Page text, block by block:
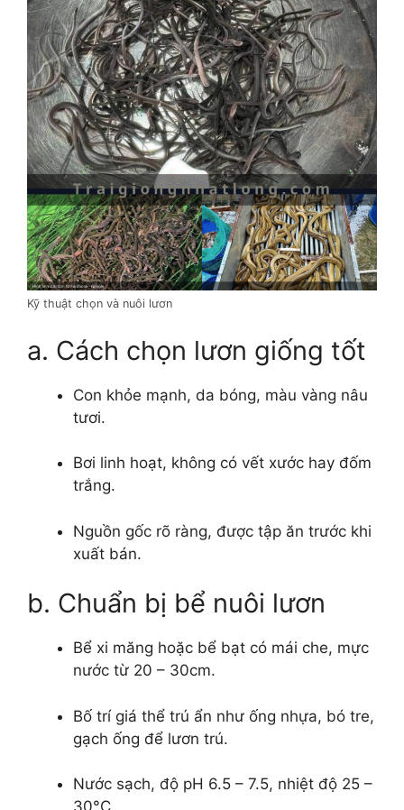
Kỹ thuật chọn và nuôi lươn
a. Cách chọn lươn giống tốt
Con khỏe mạnh, da bóng, màu vàng nâu
tươi.
Bơi linh hoạt, không có vết xước hay đốm
trắng.
Nguồn gốc rõ ràng, được tập ăn trước khi
xuất bán.
b. Chuẩn bị bể nuôi lươn
Bể xi măng hoặc bể bạt có mái che, mực
nước từ 20 – 30cm.
Bố trí giá thể trú ẩn như ống nhựa, bó tre,
gạch ống để lươn trú.
Nước sạch, độ pH 6.5 – 7.5, nhiệt độ 25 –